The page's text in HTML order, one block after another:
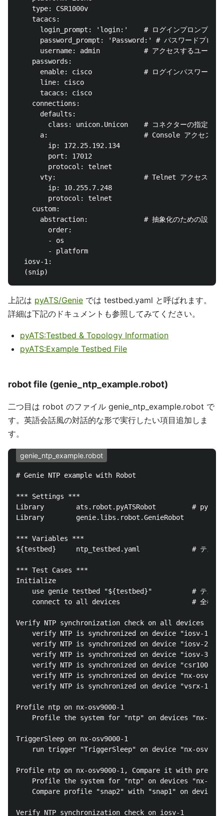
    type: CSR1000v
    tacacs:
login_prompt: 'login:'    # ログインプロンプトの
password_prompt: 'Password:' # パスワードプロン
      username: admin           # アクセスするユーザ名
    passwords:
      enable: cisco             # ログインパスワード
      line: cisco
      tacacs: cisco
    connections:
      defaults:
        class: unicon.Unicon    # コネクターの指定
a:                        # Console アクセス情
        ip: 172.25.192.134
        port: 17012
        protocol: telnet
      vty:                      # Telnet アクセス情報
        ip: 10.255.7.248
        protocol: telnet
    custom:
      abstraction:              # 抽象化のための設定
        order:
        - os
        - platform
  iosv-1:
上記は pyATS/Genie では testbed.yaml と呼ばれます。
詳細は下記のドキュメントも参照してみてください。
pyATS:Testbed & Topology Information
pyATS:Example Testbed File
robot file (genie_ntp_example.robot)
二つ目は robot のファイル genie_ntp_example.robot で
す。英語会話風の対話的な形で実行したい項目追加しま
す。
genie_ntp_example.robot
# Genie NTP example with Robot
*** Settings ***
Library        ats.robot.pyATSRobot         # pyATS/
Library        genie.libs.robot.GenieRobot
*** Variables ***
${testbed}     ntp_testbed.yaml             # テストベッ
*** Test Cases ***
Initialize
use genie testbed "${testbed}"          # テスト
connect to all devices                  # 全機器
Verify NTP synchronization check on all devices
verify NTP is synchronized on device "iosv-1"
    verify NTP is synchronized on device "iosv-2"
    verify NTP is synchronized on device "iosv-3"
verify NTP is synchronized on device "csr1000v-
verify NTP is synchronized on device "nx-
    verify NTP is synchronized on device "vsrx-1"
Profile ntp on nx-osv9000-1
Profile the system for "ntp" on devices "nx-
TriggerSleep on nx-osv9000-1
run trigger "TriggerSleep" on device "nx-
Profile ntp on nx-osv9000-1, Compare it with
Profile the system for "ntp" on devices "nx-
Compare profile "snap2" with "snap1" on
Verify NTP synchronization check on iosv-1           # 最